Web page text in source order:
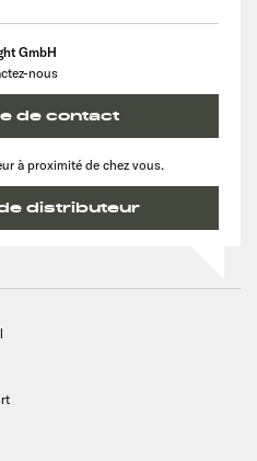
GmbH
nous
de contact
à proximité de chez vous.
distributeur